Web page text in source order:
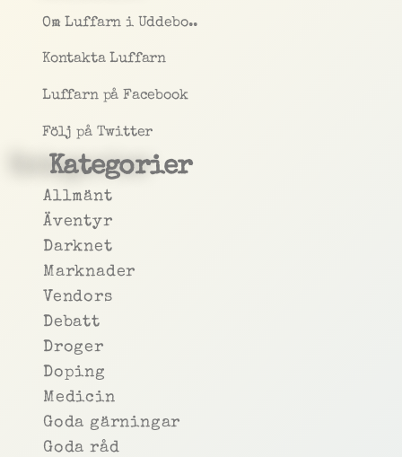
Om Luffarn i Uddebo..
Kontakta Luffarn
Luffarn på Facebook
Följ på Twitter
Kategorier
Allmänt
Äventyr
Darknet
Marknader
Vendors
Debatt
Droger
Doping
Medicin
Goda gärningar
Goda råd